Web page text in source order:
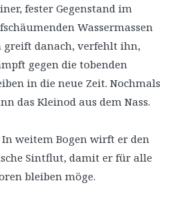
fester Gegenstand im
Wassermassen
greift danach, verfehlt ihn,
gegen die tobenden
in die neue Zeit. Nochmals
das Kleinod aus dem Nass.
weitem Bogen wirft er den
Sintflut, damit er für alle
bleiben möge.